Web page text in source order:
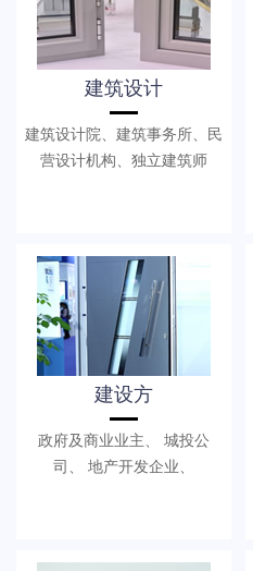
建筑设计
建筑设计院、建筑事务所、民
营设计机构、独立建筑师
建设方
政府及商业业主、 城投公
司、 地产开发企业、